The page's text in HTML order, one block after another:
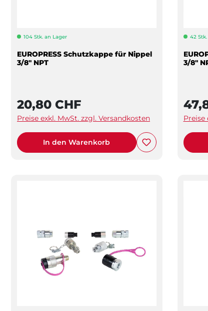
104 Stk. an Lager
EUROPRESS Schutzkappe für Nippel
3/8" NPT
20,80 CHF
Preise exkl. MwSt. zzgl. Versandkosten
In den Warenkorb
42
3/8"
Preise